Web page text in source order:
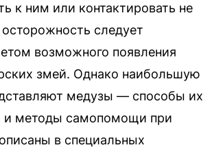
к ним или контактировать не
следует
возможного появления
змей. Однако наибольшую
медузы — способы их
и методы самопомощи при
в специальных